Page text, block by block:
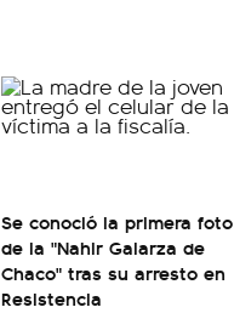
Se conoció la primera foto
de la "Nahir Galarza de
Chaco" tras su arresto en
Resistencia